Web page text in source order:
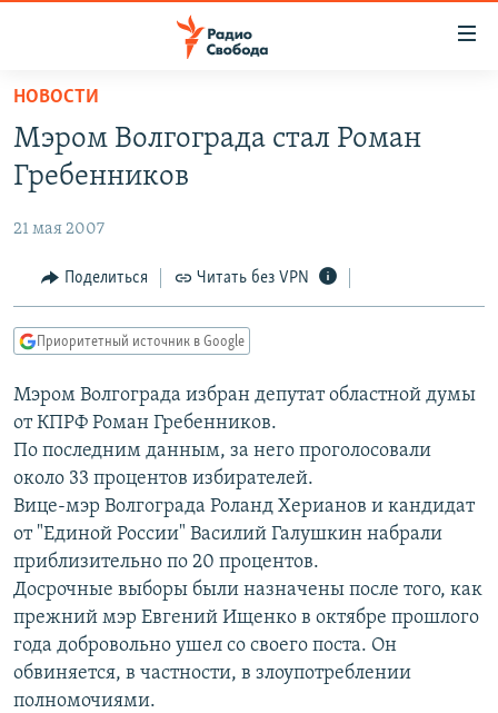
упрощенного
доступа
Вернуться
основному
Вернутся
главной
навигации
Вернутся
поиску
ПОДКАСТЫ
АВТОРСКИЕ ПРОЕКТЫ
ЦИТАТЫ СВОБОДЫ
МНЕНИЯ
IDEL.РЕАЛИИ
КАВКАЗ.РЕАЛИИ
СЕВЕР.РЕАЛИИ
СИБИРЬ.РЕАЛИИ
РАСПИСАНИЕ ВЕЩАНИЯ
ПОДПИШИТЕСЬ НА РАССЫЛКУ
СОЦИАЛЬНЫЕ СЕТИ
НОВОСТИ
Мэром Волгограда стал Роман
Гребенников
21 мая 2007
Поделиться Читать без VPN
Приоритетный источник в Google
Мэром Волгограда избран депутат областной думы
от КПРФ Роман Гребенников.
По последним данным, за него проголосовали
около 33 процентов избирателей.
Вице-мэр Волгограда Роланд Херианов и кандидат
от "Единой России" Василий Галушкин набрали
приблизительно по 20 процентов.
Досрочные выборы были назначены после того, как
прежний мэр Евгений Ищенко в октябре прошлого
года добровольно ушел со своего поста. Он
обвиняется, в частности, в злоупотреблении
полномочиями.